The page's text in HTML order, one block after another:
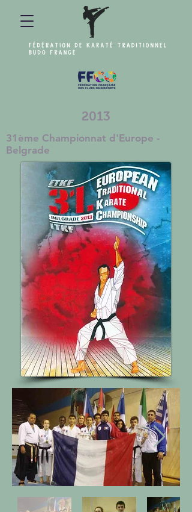
2013
31ème Championnat d'Europe -
Belgrade